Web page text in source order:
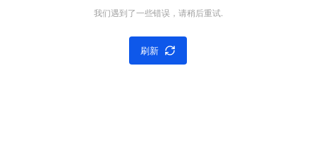
我们遇到了一些错误，请稍后重试.
刷新